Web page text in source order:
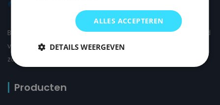
Bij Small Repair Systems begrijpen we dat autoschade altijd
vervelend is en daarom proberen wij om de schade voor u
zo comfortabel mogelijk te herstellen.
Producten
ALLES ACCEPTEREN
DETAILS WEERGEVEN